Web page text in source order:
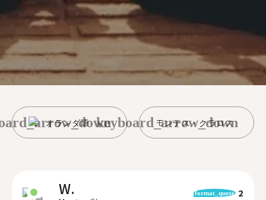
オランダ語 モンテス・クラロス
keyboard_arrow_down
W. format_quote 2